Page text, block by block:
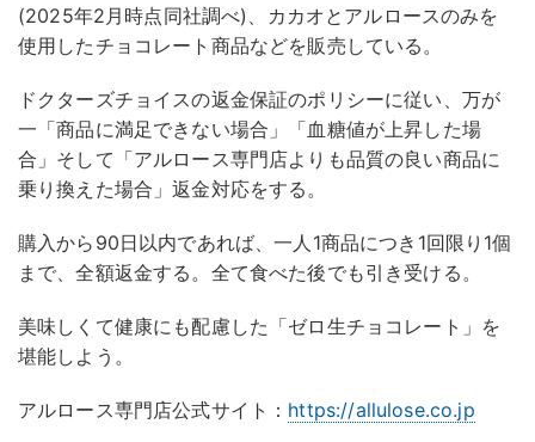
(2025年2月時点同社調べ)、カカオとアルロースのみを
使用したチョコレート商品などを販売している。
ドクターズチョイスの返金保証のポリシーに従い、万が
一「商品に満足できない場合」「血糖値が上昇した場
合」そして「アルロース専門店よりも品質の良い商品に
乗り換えた場合」返金対応をする。
購入から90日以内であれば、一人1商品につき1回限り1個
まで、全額返金する。全て食べた後でも引き受ける。
美味しくて健康にも配慮した「ゼロ生チョコレート」を
堪能しよう。
アルロース専門店公式サイト： https://allulose.co.jp